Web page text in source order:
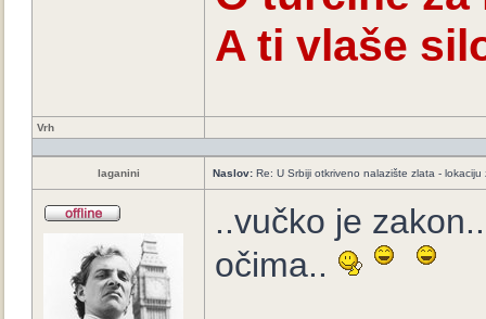
A ti vlaše
Vrh
laganini Naslov: Re: U Srbiji otkriveno nalazište zlata -
..vučko je
očima..